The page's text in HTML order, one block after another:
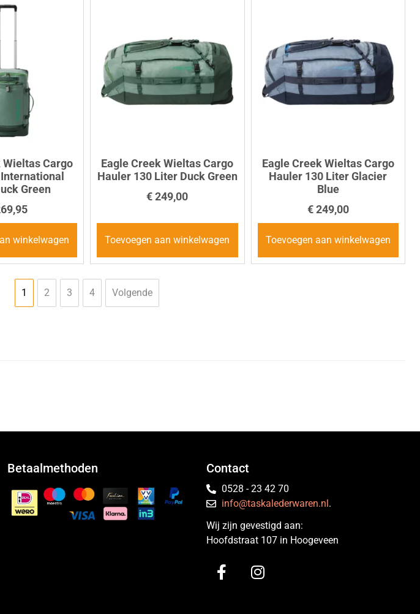
Wieltas Cargo
Green
winkelwagen
Eagle Creek Wieltas Cargo
Hauler 130 Liter Duck Green
€249,00
Toevoegen aan winkelwagen
Eagle Creek Wieltas Cargo
Hauler 130 Liter Glacier
Blue
€249,00
Toevoegen aan winkelwagen
1 2 3 4 Volgende
Betaalmethoden Contact
0528 - 23 42 70
info@taskalederwaren.nl.
Wij zijn gevestigd aan:
Hoofdstraat 107 in Hoogeveen